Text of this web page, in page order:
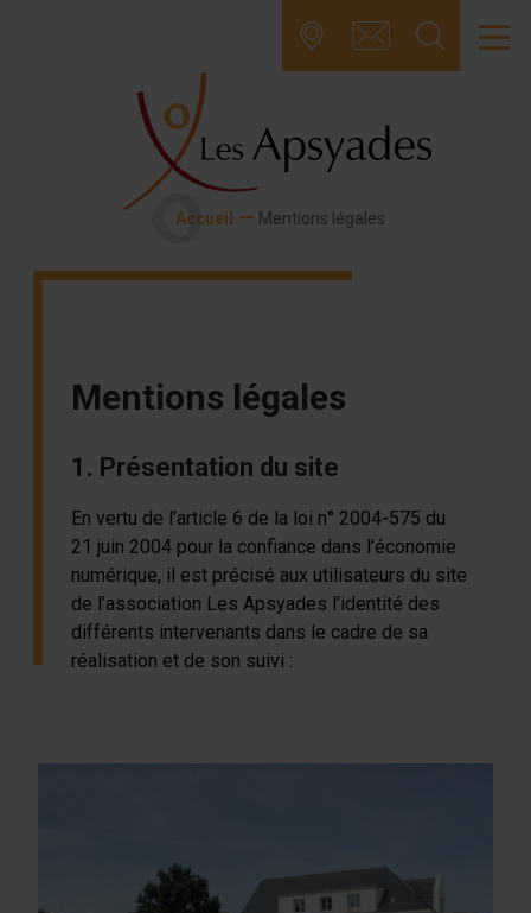
Accueil — Mentions légales
Mentions légales
1. Présentation du site
En vertu de l’article 6 de la loi n° 2004-575 du
21 juin 2004 pour la confiance dans l’économie
numérique, il est précisé aux utilisateurs du site
de l’association Les Apsyades l’identité des
différents intervenants dans le cadre de sa
réalisation et de son suivi :